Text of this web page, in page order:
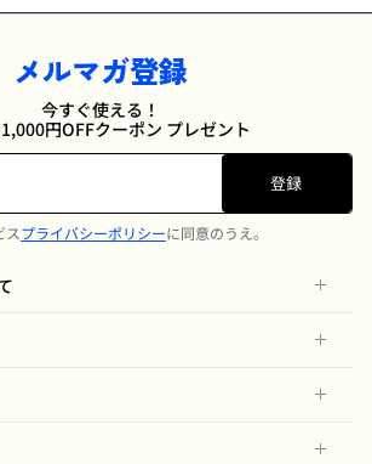
メルマガ登録
今すぐ使える！
円OFFクーポン プレゼント
登録
スプライバシーポリシーに同意のうえ。